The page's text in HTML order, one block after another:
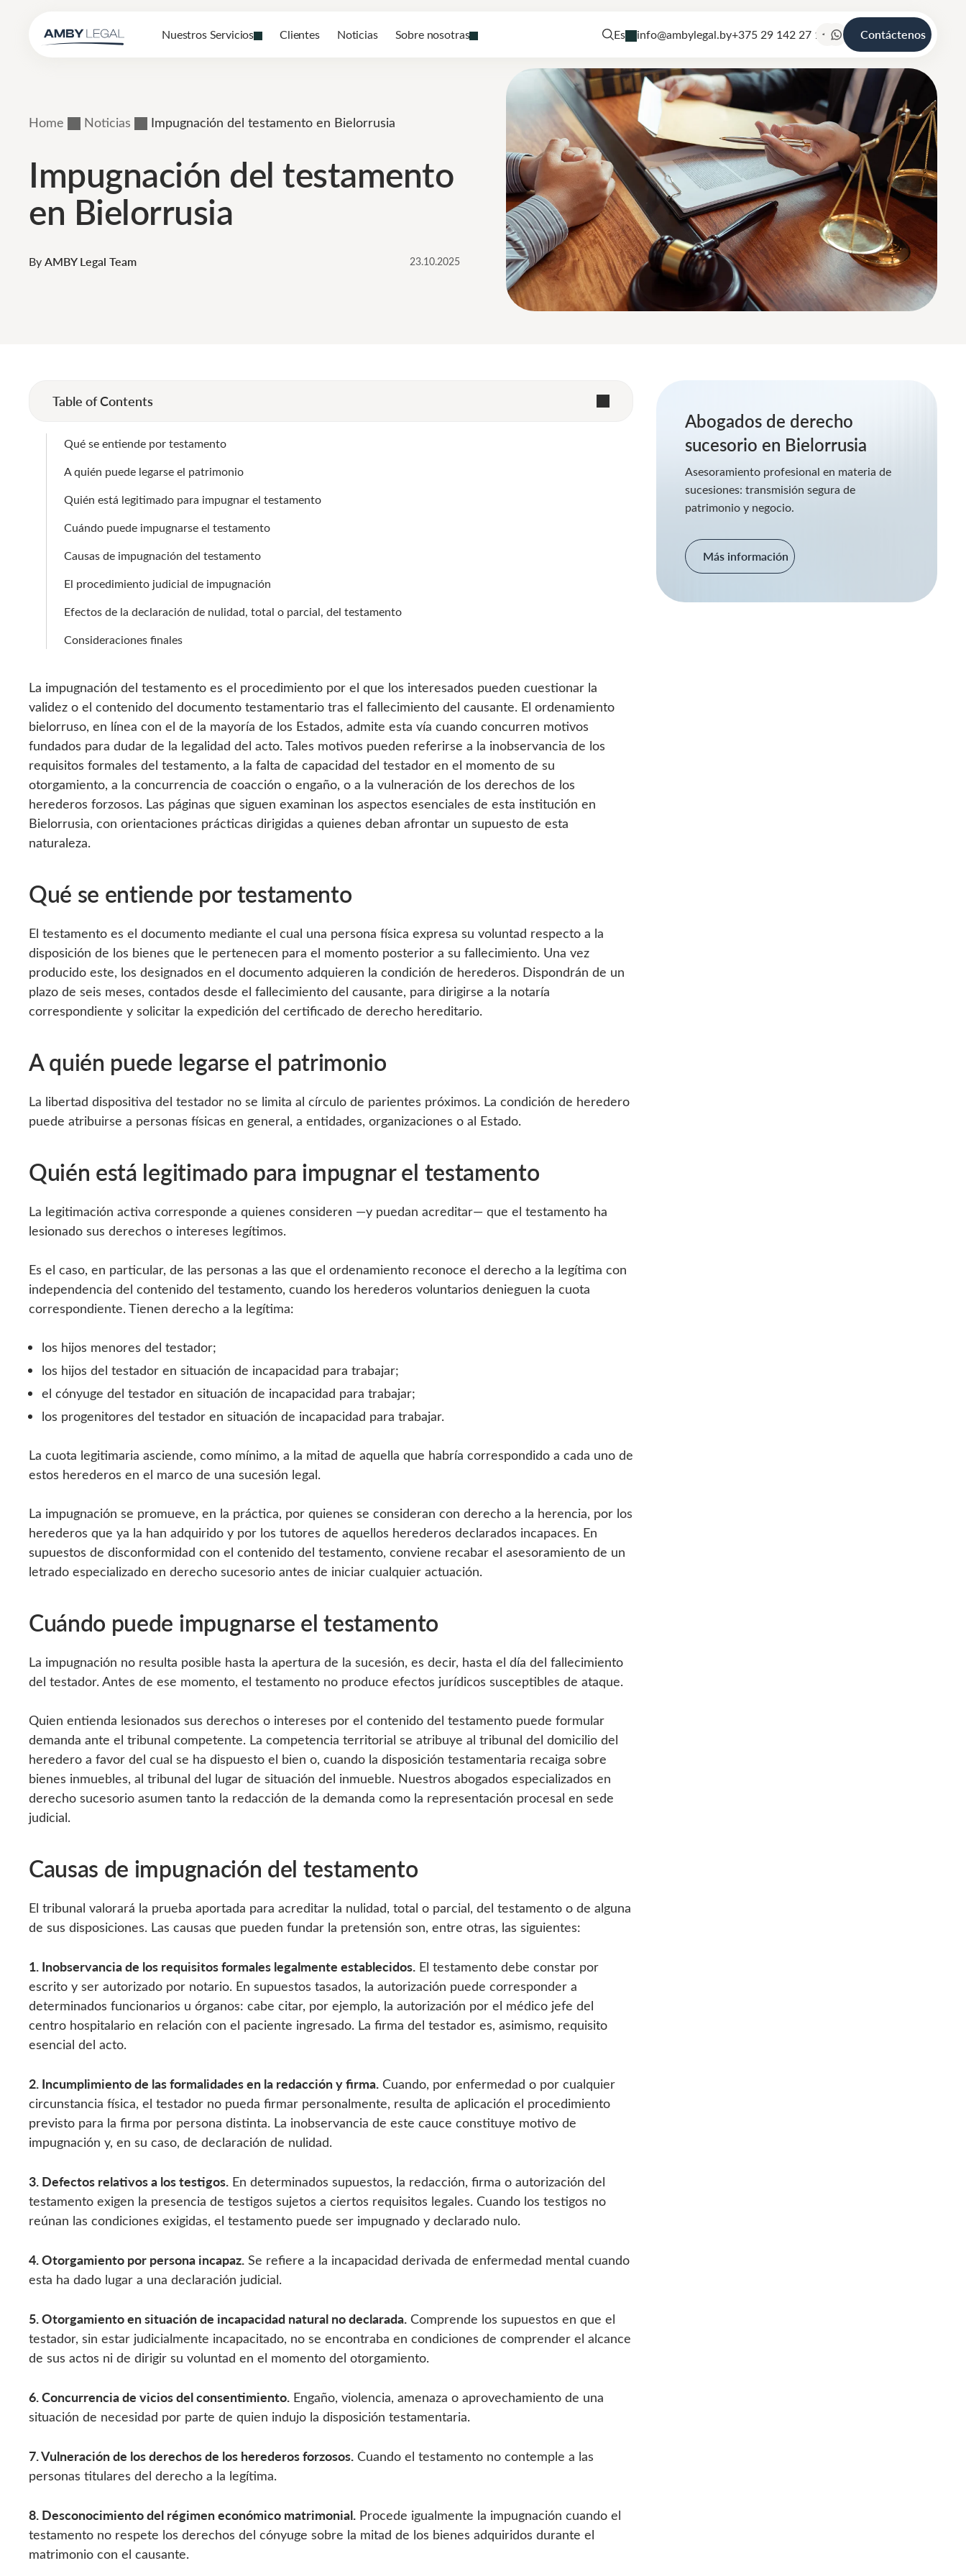
Nuestros Servicios Clientes Noticias Sobre nosotras Es info@ambylegal.by+375 29 142 27 19 Contáctenos
Home Noticias Impugnación del testamento en Bielorrusia
Impugnación del testamento
en Bielorrusia
ByAMBY Legal Team 23.10.2025
Table of Contents
Qué se entiende por testamento
A quién puede legarse el patrimonio
Quién está legitimado para impugnar el testamento
Cuándo puede impugnarse el testamento
Causas de impugnación del testamento
El procedimiento judicial de impugnación
Efectos de la declaración de nulidad, total o parcial, del testamento
Consideraciones finales
La impugnación del testamento es el procedimiento por el que los interesados pueden cuestionar la
validez o el contenido del documento testamentario tras el fallecimiento del causante. El ordenamiento
bielorruso, en línea con el de la mayoría de los Estados, admite esta vía cuando concurren motivos
fundados para dudar de la legalidad del acto. Tales motivos pueden referirse a la inobservancia de los
requisitos formales del testamento, a la falta de capacidad del testador en el momento de su
otorgamiento, a la concurrencia de coacción o engaño, o a la vulneración de los derechos de los
herederos forzosos. Las páginas que siguen examinan los aspectos esenciales de esta institución en
Bielorrusia, con orientaciones prácticas dirigidas a quienes deban afrontar un supuesto de esta
naturaleza.
Qué se entiende por testamento
El testamento es el documento mediante el cual una persona física expresa su voluntad respecto a la
disposición de los bienes que le pertenecen para el momento posterior a su fallecimiento. Una vez
producido este, los designados en el documento adquieren la condición de herederos. Dispondrán de un
plazo de seis meses, contados desde el fallecimiento del causante, para dirigirse a la notaría
correspondiente y solicitar la expedición del certificado de derecho hereditario.
A quién puede legarse el patrimonio
La libertad dispositiva del testador no se limita al círculo de parientes próximos. La condición de heredero
puede atribuirse a personas físicas en general, a entidades, organizaciones o al Estado.
Quién está legitimado para impugnar el testamento
La legitimación activa corresponde a quienes consideren —y puedan acreditar— que el testamento ha
lesionado sus derechos o intereses legítimos.
Es el caso, en particular, de las personas a las que el ordenamiento reconoce el derecho a la legítima con
independencia del contenido del testamento, cuando los herederos voluntarios denieguen la cuota
correspondiente. Tienen derecho a la legítima:
los hijos menores del testador;
los hijos del testador en situación de incapacidad para trabajar;
el cónyuge del testador en situación de incapacidad para trabajar;
los progenitores del testador en situación de incapacidad para trabajar.
La cuota legitimaria asciende, como mínimo, a la mitad de aquella que habría correspondido a cada uno de
estos herederos en el marco de una sucesión legal.
La impugnación se promueve, en la práctica, por quienes se consideran con derecho a la herencia, por los
herederos que ya la han adquirido y por los tutores de aquellos herederos declarados incapaces. En
supuestos de disconformidad con el contenido del testamento, conviene recabar el asesoramiento de un
letrado especializado en derecho sucesorio antes de iniciar cualquier actuación.
Cuándo puede impugnarse el testamento
La impugnación no resulta posible hasta la apertura de la sucesión, es decir, hasta el día del fallecimiento
del testador. Antes de ese momento, el testamento no produce efectos jurídicos susceptibles de ataque.
Quien entienda lesionados sus derechos o intereses por el contenido del testamento puede formular
demanda ante el tribunal competente. La competencia territorial se atribuye al tribunal del domicilio del
heredero a favor del cual se ha dispuesto el bien o, cuando la disposición testamentaria recaiga sobre
bienes inmuebles, al tribunal del lugar de situación del inmueble. Nuestros abogados especializados en
derecho sucesorio asumen tanto la redacción de la demanda como la representación procesal en sede
judicial.
Causas de impugnación del testamento
El tribunal valorará la prueba aportada para acreditar la nulidad, total o parcial, del testamento o de alguna
de sus disposiciones. Las causas que pueden fundar la pretensión son, entre otras, las siguientes:
1. Inobservancia de los requisitos formales legalmente establecidos. El testamento debe constar por
escrito y ser autorizado por notario. En supuestos tasados, la autorización puede corresponder a
determinados funcionarios u órganos: cabe citar, por ejemplo, la autorización por el médico jefe del
centro hospitalario en relación con el paciente ingresado. La firma del testador es, asimismo, requisito
esencial del acto.
2. Incumplimiento de las formalidades en la redacción y firma. Cuando, por enfermedad o por cualquier
circunstancia física, el testador no pueda firmar personalmente, resulta de aplicación el procedimiento
previsto para la firma por persona distinta. La inobservancia de este cauce constituye motivo de
impugnación y, en su caso, de declaración de nulidad.
3. Defectos relativos a los testigos. En determinados supuestos, la redacción, firma o autorización del
testamento exigen la presencia de testigos sujetos a ciertos requisitos legales. Cuando los testigos no
reúnan las condiciones exigidas, el testamento puede ser impugnado y declarado nulo.
4. Otorgamiento por persona incapaz. Se refiere a la incapacidad derivada de enfermedad mental cuando
esta ha dado lugar a una declaración judicial.
5. Otorgamiento en situación de incapacidad natural no declarada. Comprende los supuestos en que el
testador, sin estar judicialmente incapacitado, no se encontraba en condiciones de comprender el alcance
de sus actos ni de dirigir su voluntad en el momento del otorgamiento.
6. Concurrencia de vicios del consentimiento. Engaño, violencia, amenaza o aprovechamiento de una
situación de necesidad por parte de quien indujo la disposición testamentaria.
7. Vulneración de los derechos de los herederos forzosos. Cuando el testamento no contemple a las
personas titulares del derecho a la legítima.
8. Desconocimiento del régimen económico matrimonial. Procede igualmente la impugnación cuando el
testamento no respete los derechos del cónyuge sobre la mitad de los bienes adquiridos durante el
matrimonio con el causante.
Abogados de derecho
sucesorio en Bielorrusia
Asesoramiento profesional en materia de
sucesiones: transmisión segura de
patrimonio y negocio.
Más información